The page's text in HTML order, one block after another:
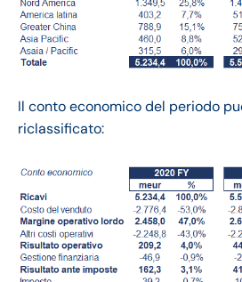
Il conto economico del periodo
riclassificato: